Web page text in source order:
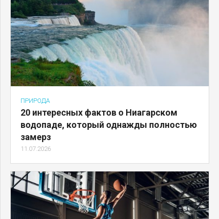
ПРИРОДА
20 интересных фактов о Ниагарском
водопаде, который однажды полностью
замерз
11.07.2026